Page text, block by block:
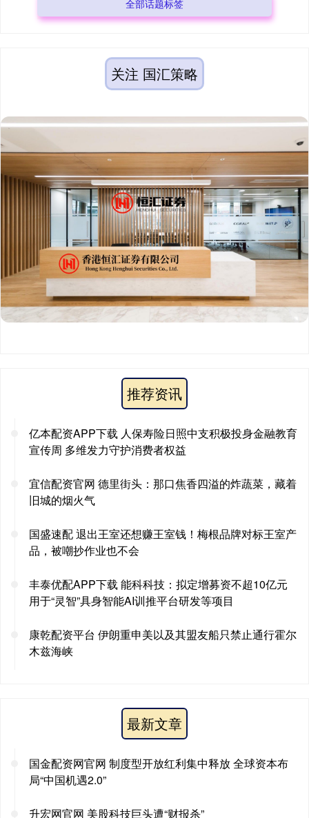
全部话题标签
关注 国汇策略
推荐资讯
亿本配资APP下载 人保寿险日照中支积极投身金融教育
宣传周 多维发力守护消费者权益
宜信配资官网 德里街头：那口焦香四溢的炸蔬菜，藏着
旧城的烟火气
国盛速配 退出王室还想赚王室钱！梅根品牌对标王室产
品，被嘲抄作业也不会
丰泰优配APP下载 能科科技：拟定增募资不超10亿元
用于“灵智”具身智能AI训推平台研发等项目
康乾配资平台 伊朗重申美以及其盟友船只禁止通行霍尔
木兹海峡
最新文章
国金配资网官网 制度型开放红利集中释放 全球资本布
局“中国机遇2.0”
升宏网官网 美股科技巨头遭“财报杀”